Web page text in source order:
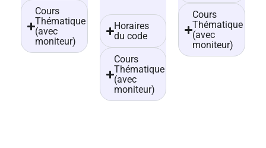
Cours
Thématique
(avec
moniteur)
Horaires
du code
Cours
Thématique
(avec
moniteur)
Cours
Thématique
(avec
moniteur)